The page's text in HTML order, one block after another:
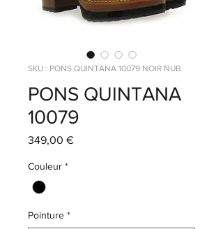
SKU : PONS QUINTANA 10079 NOIR NUB
PONS QUINTANA
10079
349,00 €Prix
Couleur *
Pointure *